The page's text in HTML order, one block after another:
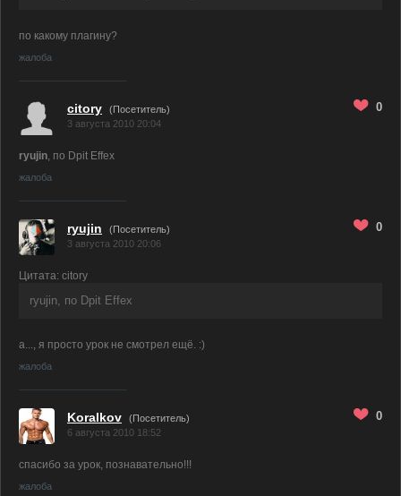
по какому плагину?
жалоба
citory
(Посетитель)
3 августа 2010 20:04
0
ryujin, по Dpit Effex
жалоба
ryujin
(Посетитель)
3 августа 2010 20:06
0
Цитата: citory
ryujin, по Dpit Effex
а..., я просто урок не смотрел ещё. :)
жалоба
Koralkov
(Посетитель)
6 августа 2010 18:52
0
спасибо за урок, познавательно!!!
жалоба